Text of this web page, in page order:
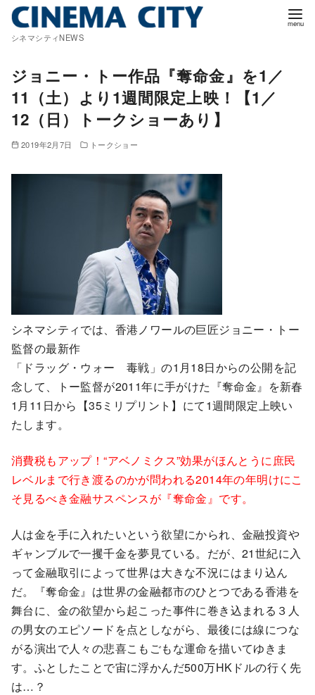
シネマシティNEWS
ジョニー・トー作品『奪命金』を1／
11（土）より1週間限定上映！【1／
12（日）トークショーあり】
2019年2月7日 トークショー
シネマシティでは、香港ノワールの巨匠ジョニー・トー
監督の最新作
「ドラッグ・ウォー 毒戦」の1月18日からの公開を記
念して、トー監督が2011年に手がけた『奪命金』を新春
1月11日から【35ミリプリント】にて1週間限定上映い
たします。
消費税もアップ！“アベノミクス”効果がほんとうに庶民
レベルまで行き渡るのかが問われる2014年の年明けにこ
そ見るべき金融サスペンスが『奪命金』です。
人は金を手に入れたいという欲望にかられ、金融投資や
ギャンブルで一攫千金を夢見ている。だが、21世紀に入
って金融取引によって世界は大きな不況にはまり込ん
だ。『奪命金』は世界の金融都市のひとつである香港を
舞台に、金の欲望から起こった事件に巻き込まれる３人
の男女のエピソードを点としながら、最後には線につな
がる演出で人々の悲喜こもごもな運命を描いてゆきま
す。ふとしたことで宙に浮かんだ500万HKドルの行く先
は…？